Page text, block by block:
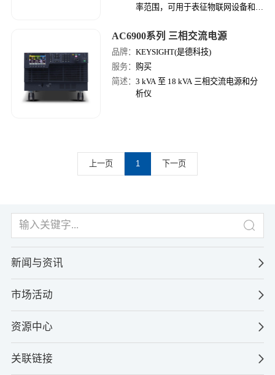
率范围，可用于表征物联网设备和通
测试，并对使用新的无线通信标准的
AC6900系列 三相交流电源
品牌：KEYSIGHT(是德科技)
服务： 购买
简述：3 kVA 至 18 kVA 三相交流电源和分
析仪
上一页 1 下一页
新闻与资讯
市场活动
资源中心
关联链接